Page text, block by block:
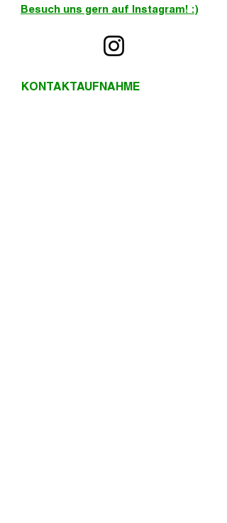
Besuch uns gern auf Instagram! :)
KONTAKTAUFNAHME